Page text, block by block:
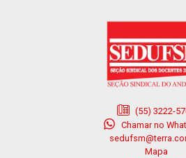
(55) 3222-
Chamar no
Mapa